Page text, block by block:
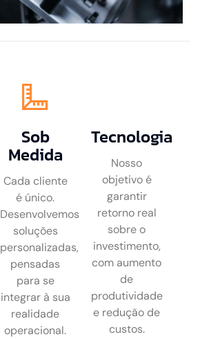
Sob
Medida
Cada cliente
é único.
Desenvolvemos
soluções
personalizadas,
pensadas
para se
integrar à sua
realidade
operacional.
Tecnologia
Nosso
objetivo é
garantir
retorno real
sobre o
investimento,
com aumento
de
produtividade
e redução de
custos.